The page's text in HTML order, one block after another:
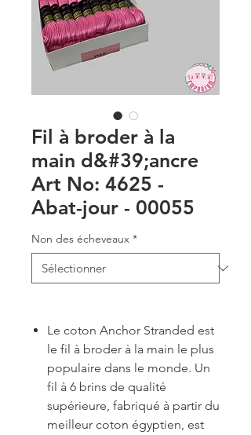
Fil à broder à la
main d&#39;ancre
Art No: 4625 -
Abat-jour - 00055
Non des écheveaux *
Le coton Anchor Stranded est
le fil à broder à la main le plus
populaire dans le monde. Un
fil à 6 brins de qualité
supérieure, fabriqué à partir du
meilleur coton égyptien, est